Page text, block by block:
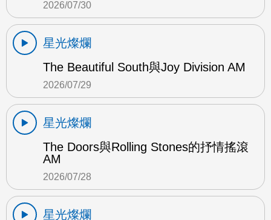
2026/07/30
星光燦爛
The Beautiful South與Joy Division AM
2026/07/29
星光燦爛
The Doors與Rolling Stones的抒情搖滾
AM
2026/07/28
星光燦爛